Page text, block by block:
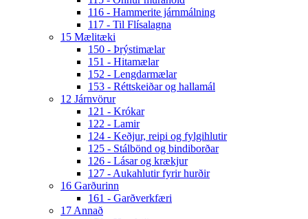
116 - Hammerite járnmálning
117 - Til Flísalagna
15 Mælitæki
150 - Þrýstimælar
151 - Hitamælar
152 - Lengdarmælar
153 - Réttskeiðar og hallamál
12 Járnvörur
121 - Krókar
122 - Lamir
124 - Keðjur, reipi og fylgihlutir
125 - Stálbönd og bindiborðar
126 - Lásar og krækjur
127 - Aukahlutir fyrir hurðir
16 Garðurinn
161 - Garðverkfæri
17 Annað